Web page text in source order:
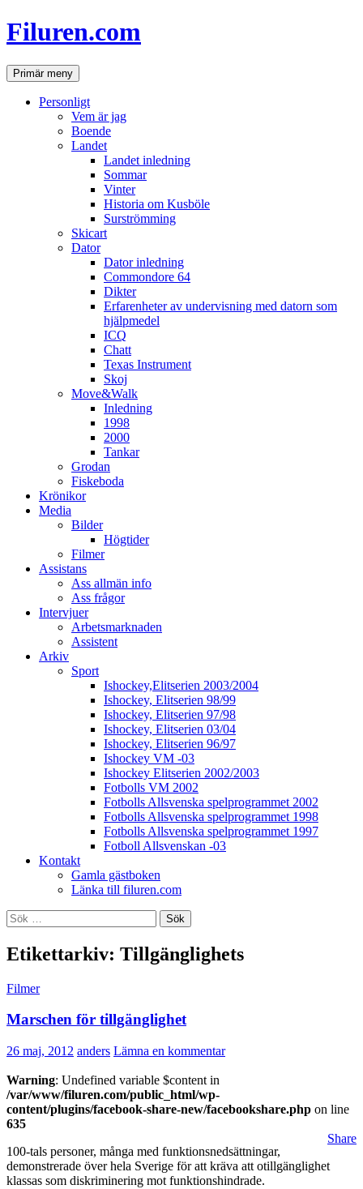
Hoppa
till
Filuren.com
SökPrimär meny
Personligt
Vem är jag
Boende
Landet
Landet inledning
Sommar
Vinter
Historia om Kusböle
Surströmming
Skicart
Dator
Dator inledning
Commondore 64
Dikter
Erfarenheter av undervisning med datorn som
hjälpmedel
ICQ
Chatt
Texas Instrument
Skoj
Move&Walk
Inledning
1998
2000
Tankar
Grodan
Fiskeboda
Krönikor
Media
Bilder
Högtider
Filmer
Assistans
Ass allmän info
Ass frågor
Intervjuer
Arbetsmarknaden
Assistent
Arkiv
Sport
Ishockey,Elitserien 2003/2004
Ishockey, Elitserien 98/99
Ishockey, Elitserien 97/98
Ishockey, Elitserien 03/04
Ishockey, Elitserien 96/97
Ishockey VM -03
Ishockey Elitserien 2002/2003
Fotbolls VM 2002
Fotbolls Allsvenska spelprogrammet 2002
Fotbolls Allsvenska spelprogrammet 1998
Fotbolls Allsvenska spelprogrammet 1997
Fotboll Allsvenskan -03
Kontakt
Gamla gästboken
Länka till filuren.com
Sök
efter:
Etikettarkiv: Tillgänglighets
Filmer
Marschen för tillgänglighet
26 maj, 2012 anders Lämna en kommentar
Warning: Undefined variable $content in
/var/www/filuren.com/public_html/wp-
content/plugins/facebook-share-new/facebookshare.php on line
635
Share
100-tals personer, många med funktionsnedsättningar,
demonstrerade över hela Sverige för att kräva att otillgänglighet
klassas som diskriminering mot funktionshindrade.